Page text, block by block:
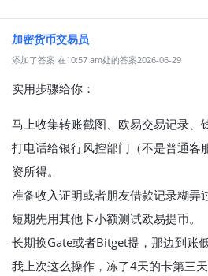
加密货币交易员
添加了答案 在10:57 am处的答案2026-06-29
实用步骤给你：
马上收集转账截图、欧易交易记录、
打电话给银行风控部门（不是普通客
资所得。
准备收入证明或者朋友借款记录糊弄
短期先用其他卡小额测试欧易提币。
长期换Gate或者Bitget提，那边到账低
我上次这么操作，冻了4天的卡第三